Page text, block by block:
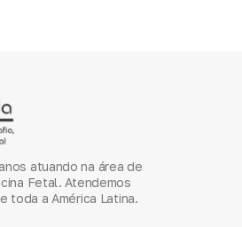
atuando na área de
Fetal. Atendemos
toda a América Latina.